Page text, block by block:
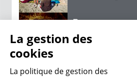
Article
Au Botswana, en
l’humanité
Audio
La gestion des
cookies
La politique de gestion des